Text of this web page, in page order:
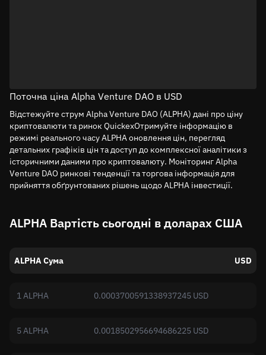
Поточна ціна Alpha Venture DAO в USD
Відстежуйте струм Alpha Venture DAO (ALPHA) дані про ціну
криптовалюти та ринок QuickexОтримуйте інформацію в
режимі реального часу ALPHA оновлення цін, перегляд
детальних графіків цін та доступ до комплексної аналітики з
історичними даними про криптовалюту. Моніторинг Alpha
Venture DAO ринкові тенденції та торгова інформація для
прийняття обґрунтованих рішень щодо ALPHA інвестиції.
ALPHA Вартість сьогодні в доларах США
ALPHA Сума USD
1 ALPHA 0.0003700591338937245 USD
5 ALPHA 0.0018502956694686225 USD